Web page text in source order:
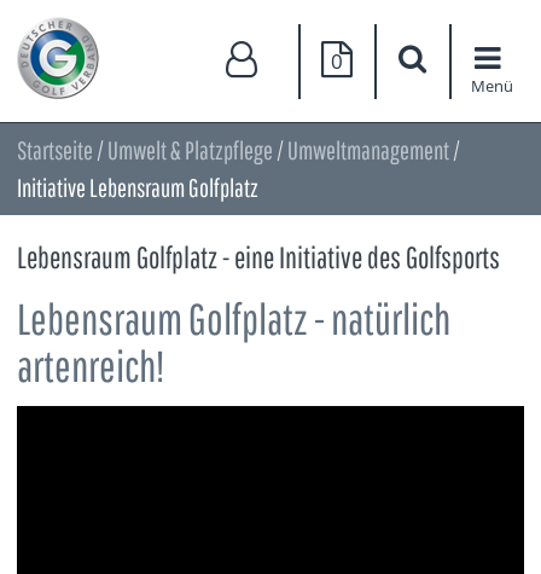
0
Menü
Startseite /Umwelt & Platzpflege /Umweltmanagement/
Initiative Lebensraum Golfplatz
Lebensraum Golfplatz - eine Initiative des Golfsports
Lebensraum Golfplatz - natürlich
artenreich!